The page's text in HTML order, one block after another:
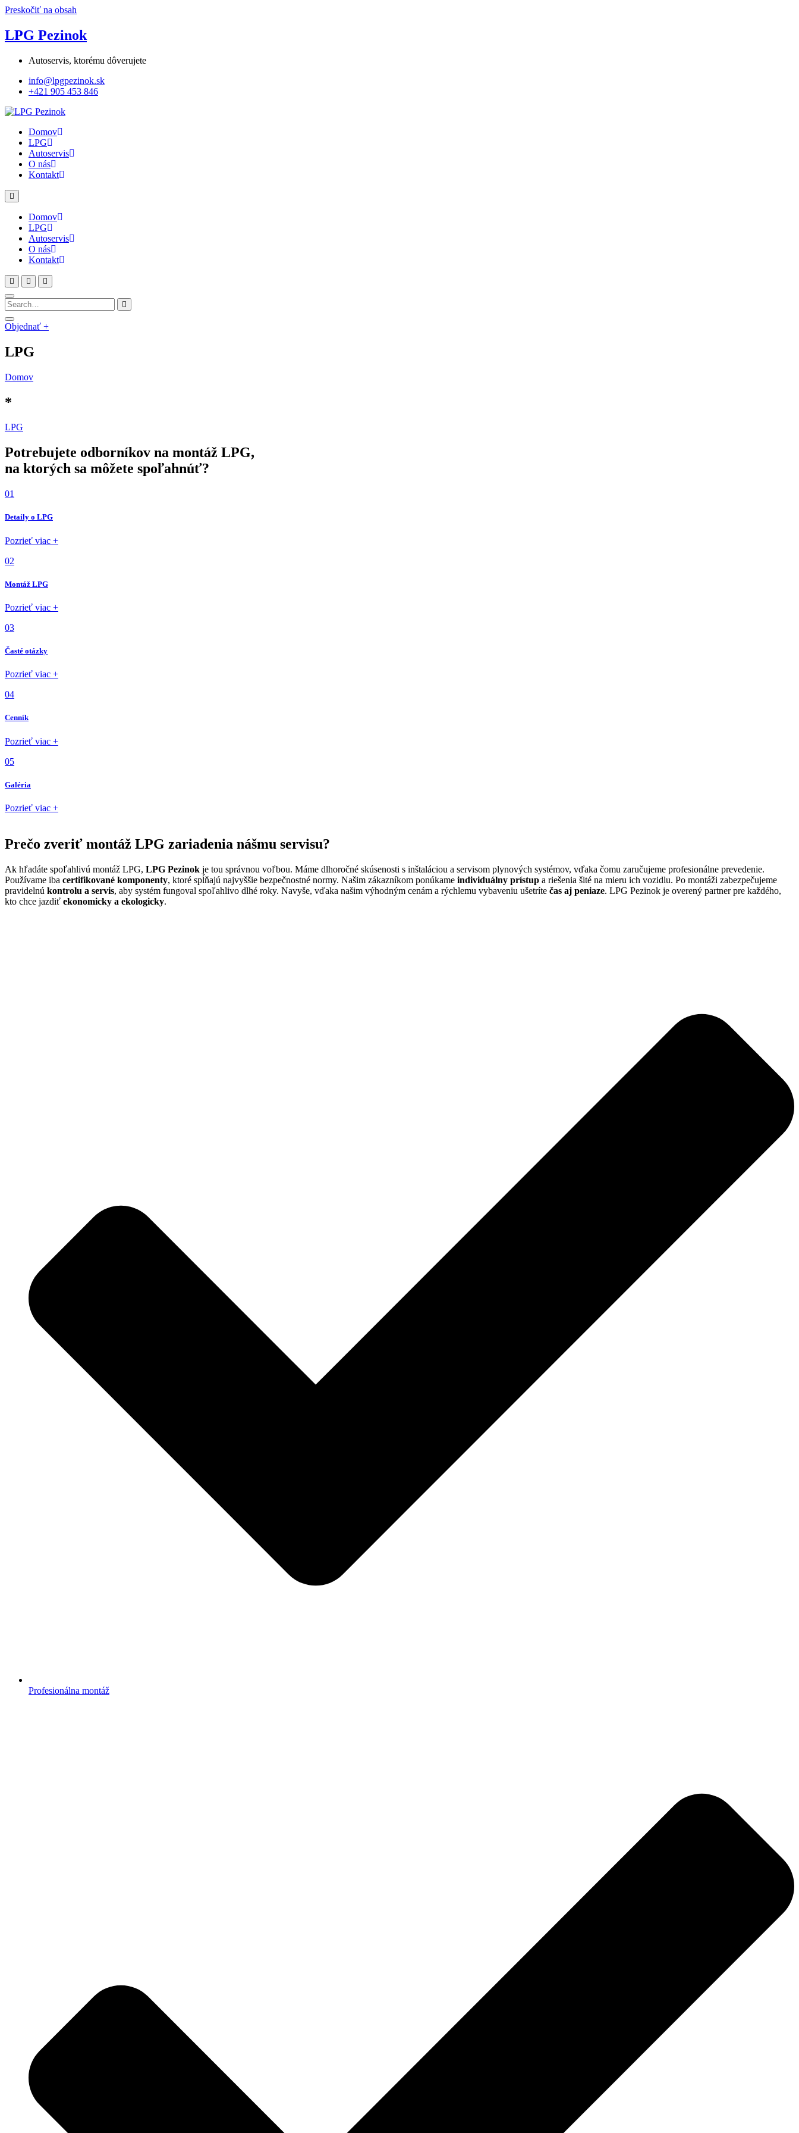
Preskočiť na obsah
LPG Pezinok
Autoservis, ktorému dôverujete
info@lpgpezinok.sk
+421 905 453 846
Domov
LPG
Autoservis
O nás
Kontakt
Domov
LPG
Autoservis
O nás
Kontakt
Objednať +
LPG
Domov
*
LPG
Potrebujete odborníkov na montáž LPG,
na ktorých sa môžete spoľahnúť?
01
Detaily o LPG
Pozrieť viac +
02
Montáž LPG
Pozrieť viac +
03
Časté otázky
Pozrieť viac +
04
Cenník
Pozrieť viac +
05
Galéria
Pozrieť viac +
Prečo zveriť montáž LPG zariadenia nášmu servisu?
Ak hľadáte spoľahlivú montáž LPG, LPG Pezinok je tou správnou voľbou. Máme dlhoročné skúsenosti s inštaláciou a servisom plynových systémov, vďaka čomu zaručujeme profesionálne prevedenie.
Používame iba certifikované komponenty, ktoré spĺňajú najvyššie bezpečnostné normy. Našim zákazníkom ponúkame individuálny prístup a riešenia šité na mieru ich vozidlu. Po montáži zabezpečujeme
pravidelnú kontrolu a servis, aby systém fungoval spoľahlivo dlhé roky. Navyše, vďaka našim výhodným cenám a rýchlemu vybaveniu ušetríte čas aj peniaze. LPG Pezinok je overený partner pre každého,
kto chce jazdiť ekonomicky a ekologicky.
Profesionálna montáž